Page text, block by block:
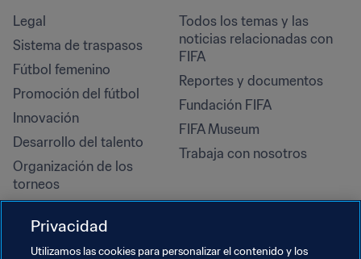
Legal
Sistema de traspasos
Fútbol femenino
Promoción del fútbol
Innovación
Desarrollo del talento
Organización de los
torneos
Derechos humanos y lucha
contra la discriminación
Todos los temas y las
noticias relacionadas con
FIFA
Reportes y documentos
Fundación FIFA
FIFA Museum
Trabaja con nosotros
Privacidad
Utilizamos las cookies para personalizar el contenido y los